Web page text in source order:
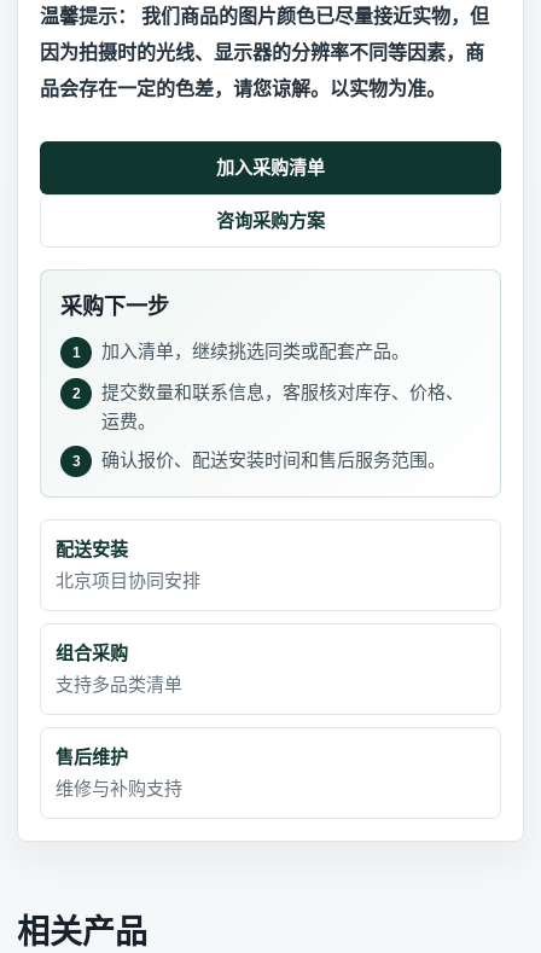
温馨提示： 我们商品的图片颜色已尽量接近实物，但
因为拍摄时的光线、显示器的分辨率不同等因素，商
品会存在一定的色差，请您谅解。以实物为准。
加入采购清单
咨询采购方案
采购下一步
1 加入清单，继续挑选同类或配套产品。
2
提交数量和联系信息，客服核对库存、价格、
运费。
3 确认报价、配送安装时间和售后服务范围。
配送安装
北京项目协同安排
组合采购
支持多品类清单
售后维护
维修与补购支持
相关产品